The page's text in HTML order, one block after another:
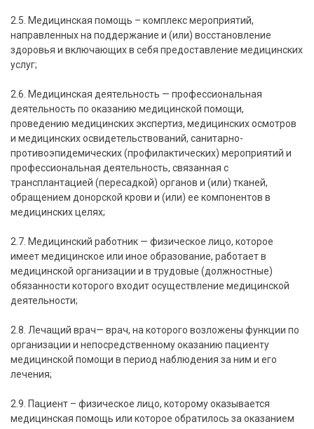
2.5. Медицинская помощь – комплекс мероприятий,
направленных на поддержание и (или) восстановление
здоровья и включающих в себя предоставление медицинских
услуг;
2.6. Медицинская деятельность — профессиональная
деятельность по оказанию медицинской помощи,
проведению медицинских экспертиз, медицинских осмотров
и медицинских освидетельствований, санитарно-
противоэпидемических (профилактических) мероприятий и
профессиональная деятельность, связанная с
трансплантацией (пересадкой) органов и (или) тканей,
обращением донорской крови и (или) ее компонентов в
медицинских целях;
2.7. Медицинский работник — физическое лицо, которое
имеет медицинское или иное образование, работает в
медицинской организации и в трудовые (должностные)
обязанности которого входит осуществление медицинской
деятельности;
2.8. Лечащий врач— врач, на которого возложены функции по
организации и непосредственному оказанию пациенту
медицинской помощи в период наблюдения за ним и его
лечения;
2.9. Пациент – физическое лицо, которому оказывается
медицинская помощь или которое обратилось за оказанием